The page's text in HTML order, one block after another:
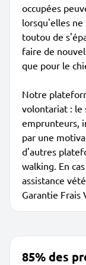
occupées
lorsqu'elles
toutou de
faire de
que pour le
Notre
volontariat : le
emprunteurs,
par une
d'autres
walking. En
assistance
Garantie Frais
85% des